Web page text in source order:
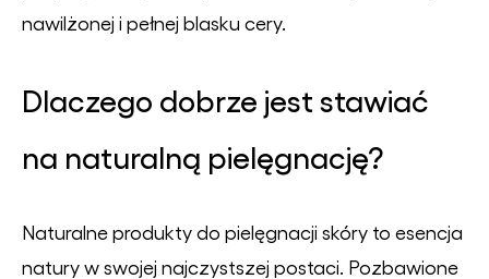
nawilżonej i pełnej blasku cery.
Dlaczego dobrze jest stawiać
na naturalną pielęgnację?
Naturalne produkty do pielęgnacji skóry to esencja
natury w swojej najczystszej postaci. Pozbawione